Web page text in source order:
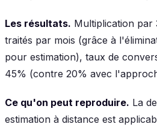
Les résultats. Multiplication par
traités par mois (grâce à
pour estimation), taux de
45% (contre 20% avec
Ce qu'on peut reproduire. La
estimation à distance est